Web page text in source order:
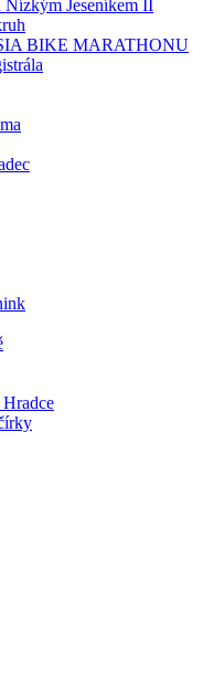
Jeseníkem II
BIKE MARATHONU